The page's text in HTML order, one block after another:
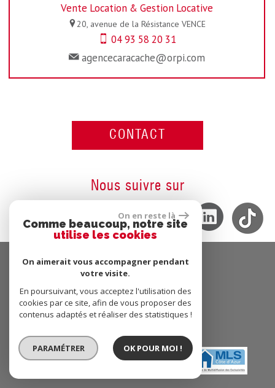
Vente Location & Gestion Locative
20, avenue de la Résistance VENCE
04 93 58 20 31
agencecaracache@orpi.com
CONTACT
Nous suivre sur
Adhérents
On en reste là
Comme beaucoup, notre site
utilise les cookies
On aimerait vous accompagner pendant
votre visite.
En poursuivant, vous acceptez l'utilisation des
cookies par ce site, afin de vous proposer des
contenus adaptés et réaliser des statistiques !
PARAMÉTRER OK POUR MOI !